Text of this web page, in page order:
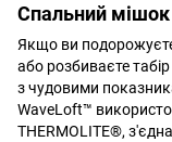
Спальний мішок
Якщо ви подорожуєте
або розбиваєте
з чудовими
WaveLoft™
THERMOLITE®,